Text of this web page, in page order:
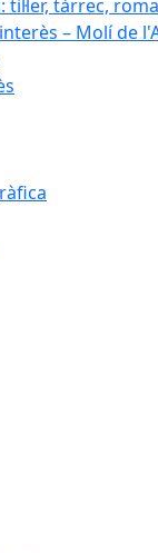
til·ler, tàrrec,
– Molí de